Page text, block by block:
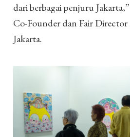
dari berbagai penjuru
Co-Founder dan Fair
Jakarta.